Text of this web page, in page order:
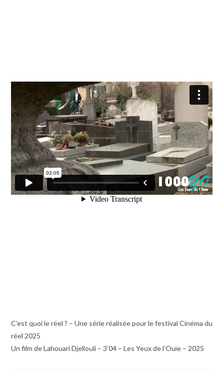
C’est quoi le réel ? – Une série réalisée pour le festival Cinéma du
réel 2025
Un film de Lahouari Djellouli – 3’04 – Les Yeux de l’Ouïe – 2025